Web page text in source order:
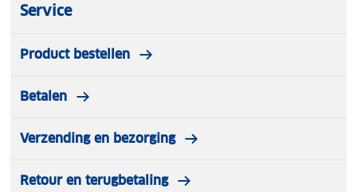
Service
Product bestellen
Betalen
Verzending en bezorging
Retour en terugbetaling